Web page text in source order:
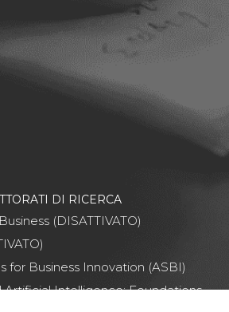
DI RICERCA
(DISATTIVATO)
for Business Innovation (ASBI)
Intelligence: Foundations